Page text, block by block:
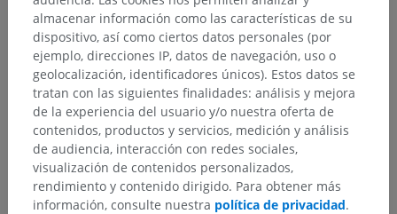
almacenar información como las características de su
dispositivo, así como ciertos datos personales (por
ejemplo, direcciones IP, datos de navegación, uso o
geolocalización, identificadores únicos). Estos datos se
tratan con las siguientes finalidades: análisis y mejora
de la experiencia del usuario y/o nuestra oferta de
contenidos, productos y servicios, medición y análisis
de audiencia, interacción con redes sociales,
visualización de contenidos personalizados,
rendimiento y contenido dirigido. Para obtener más
información, consulte nuestra política de privacidad.